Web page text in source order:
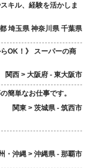
キル、経験を活かしま
埼玉県 神奈川県 千葉県
OK！》 スーパーの商
関西 > 大阪府 - 東大阪市
簡単なお仕事です。
関東 > 茨城県 - 筑西市
・沖縄 > 沖縄県 - 那覇市